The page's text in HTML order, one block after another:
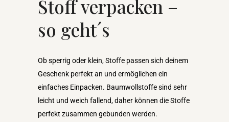
Stoff verpacken –
so geht´s
Ob sperrig oder klein, Stoffe passen sich deinem
Geschenk perfekt an und ermöglichen ein
einfaches Einpacken. Baumwollstoffe sind sehr
leicht und weich fallend, daher können die Stoffe
perfekt zusammen gebunden werden.